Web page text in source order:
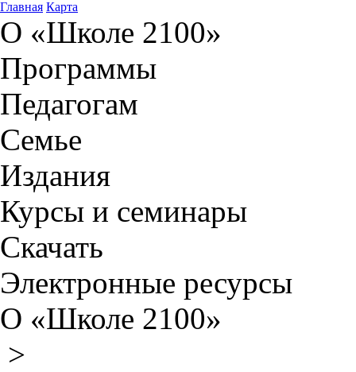
Главная Карта
О «Школе 2100»
Программы
Педагогам
Семье
Издания
Курсы и семинары
Скачать
Электронные ресурсы
О «Школе 2100»
>